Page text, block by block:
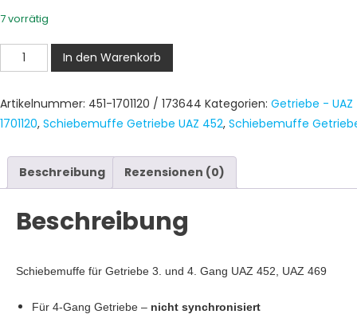
7 vorrätig
Schiebemuffe
Getriebe
/
4
452,
UAZ
469
In den Warenkorb
Artikelnummer: 451-1701120 / 173644 Kategorien: Getriebe - UAZ
1701120, Schiebemuffe Getriebe UAZ 452, Schiebemuffe
Beschreibung Rezensionen (0)
Beschreibung
Schiebemuffe für Getriebe 3. und 4. Gang UAZ 452, UAZ 469
Für 4-Gang Getriebe – nicht synchronisiert